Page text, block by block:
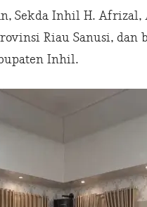
Sekda Inhil H. Afrizal,
Riau Sanusi,
Inhil.